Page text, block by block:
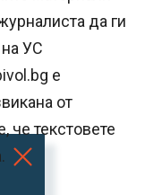
да ги
УС
e
от
че текстовете